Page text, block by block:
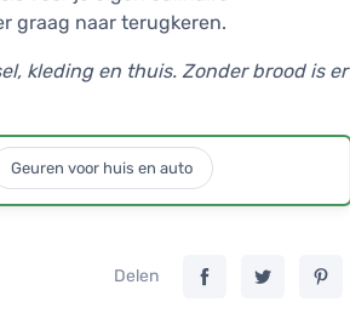
graag naar terugkeren.
kleding en thuis. Zonder brood is er
Geuren voor huis en auto
Delen